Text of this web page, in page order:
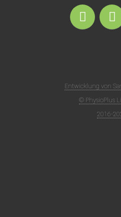
Entwicklung von
© PhysioPlus
2016-